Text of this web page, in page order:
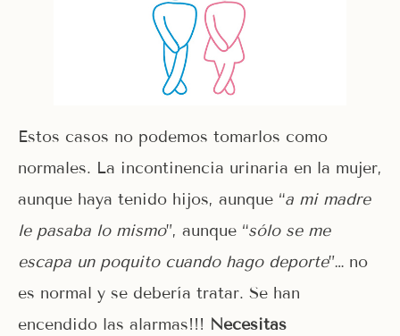
Estos casos no podemos tomarlos como
normales. La incontinencia urinaria en la mujer,
aunque haya tenido hijos, aunque “a mi madre
le pasaba lo mismo”, aunque “sólo se me
escapa un poquito cuando hago deporte”… no
es normal y se debería tratar. Se han
encendido las alarmas!!! Necesitas